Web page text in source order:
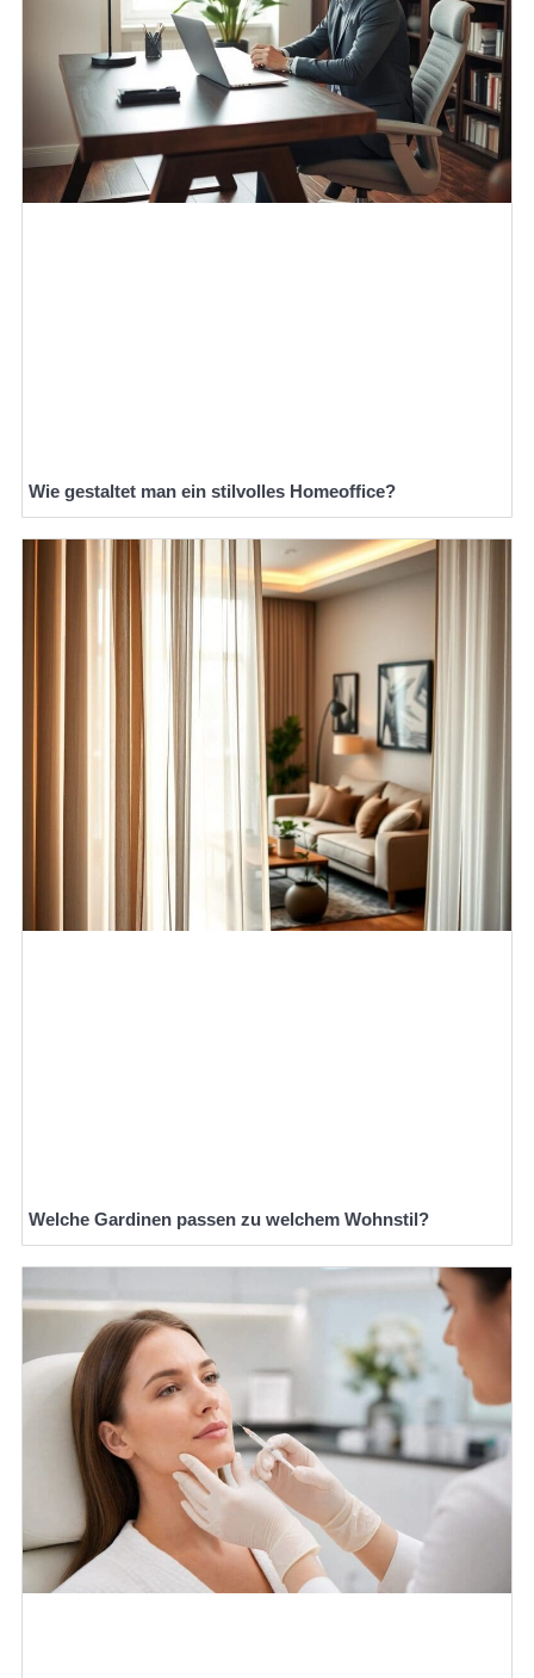
Wie gestaltet man ein stilvolles Homeoffice?
Welche Gardinen passen zu welchem Wohnstil?